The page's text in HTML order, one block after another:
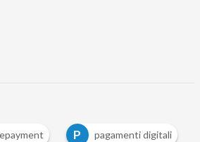
epayment P pagamenti digitali